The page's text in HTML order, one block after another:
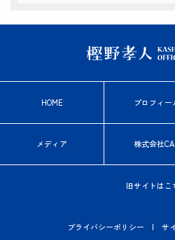
HOME プロフィー
メディア 株式会社
旧サイトはこ
プライバシーポリシー | サ